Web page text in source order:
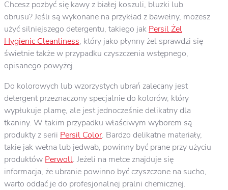
Chcesz pozbyć się kawy z białej koszuli, bluzki lub
obrusu? Jeśli są wykonane na przykład z bawełny, możesz
użyć silniejszego detergentu, takiego jak Persil Żel
Hygienic Cleanliness, który jako płynny żel sprawdzi się
świetnie także w przypadku czyszczenia wstępnego,
opisanego powyżej.
Do kolorowych lub wzorzystych ubrań zalecany jest
detergent przeznaczony specjalnie do kolorów, który
wypłukuje plamę, ale jest jednocześnie delikatny dla
tkaniny. W takim przypadku właściwym wyborem są
produkty z serii Persil Color. Bardzo delikatne materiały,
takie jak wełna lub jedwab, powinny być prane przy użyciu
produktów Perwoll. Jeżeli na metce znajduje się
informacja, że ubranie powinno być czyszczone na sucho,
warto oddać je do profesjonalnej pralni chemicznej.